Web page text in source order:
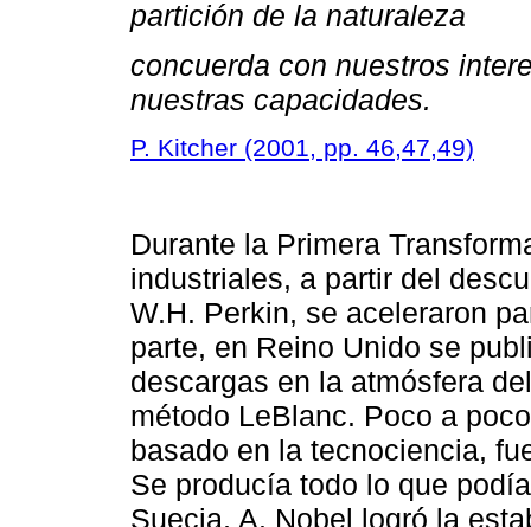
partición de la naturaleza
concuerda con nuestros
nuestras capacidades.
P. Kitcher (2001, pp. 46,47,49)
Durante la Primera
industriales, a partir del
W.H. Perkin, se aceleraron
parte, en Reino Unido se
descargas en la atmósfera
método LeBlanc. Poco a
basado en la tecnociencia,
Se producía todo lo que
Suecia, A. Nobel logró la